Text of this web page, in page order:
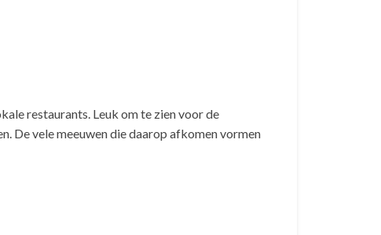
restaurants. Leuk om te zien voor de
De vele meeuwen die daarop afkomen vormen